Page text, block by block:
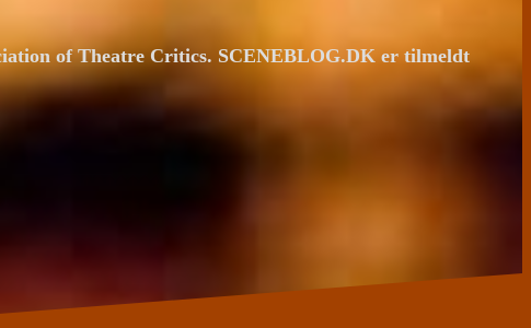
of Theatre Critics. SCENEBLOG.DK er tilmeldt